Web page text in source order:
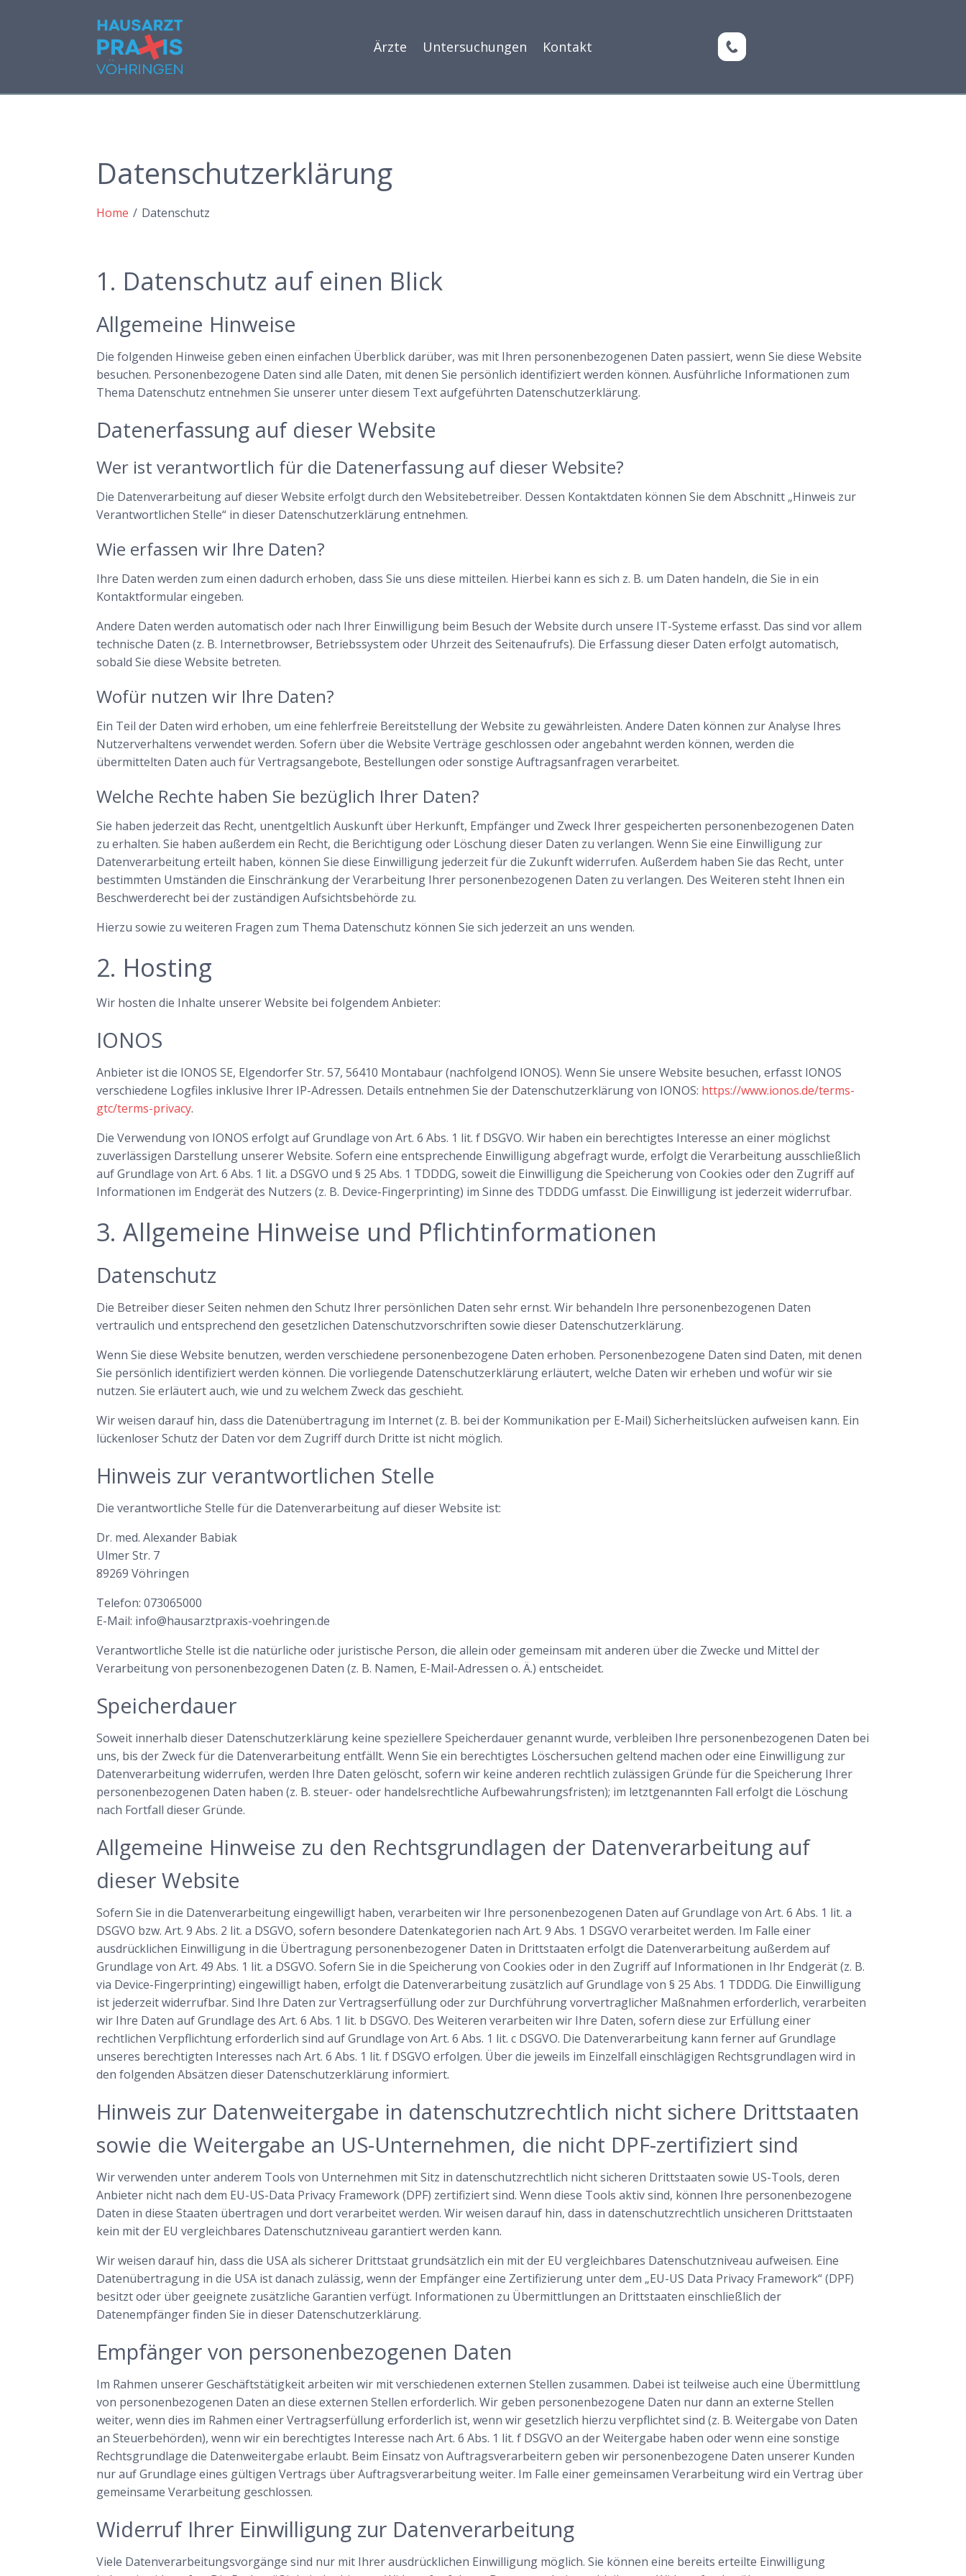
Ärzte Untersuchungen Kontakt
Datenschutzerklärung
Home / Datenschutz
1. Datenschutz auf einen Blick
Allgemeine Hinweise
Die folgenden Hinweise geben einen einfachen Überblick darüber, was mit Ihren personenbezogenen Daten passiert, wenn Sie diese Website
besuchen. Personenbezogene Daten sind alle Daten, mit denen Sie persönlich identifiziert werden können. Ausführliche Informationen zum
Thema Datenschutz entnehmen Sie unserer unter diesem Text aufgeführten Datenschutzerklärung.
Datenerfassung auf dieser Website
Wer ist verantwortlich für die Datenerfassung auf dieser Website?
Die Datenverarbeitung auf dieser Website erfolgt durch den Websitebetreiber. Dessen Kontaktdaten können Sie dem Abschnitt „Hinweis zur
Verantwortlichen Stelle“ in dieser Datenschutzerklärung entnehmen.
Wie erfassen wir Ihre Daten?
Ihre Daten werden zum einen dadurch erhoben, dass Sie uns diese mitteilen. Hierbei kann es sich z. B. um Daten handeln, die Sie in ein
Kontaktformular eingeben.
Andere Daten werden automatisch oder nach Ihrer Einwilligung beim Besuch der Website durch unsere IT-Systeme erfasst. Das sind vor allem
technische Daten (z. B. Internetbrowser, Betriebssystem oder Uhrzeit des Seitenaufrufs). Die Erfassung dieser Daten erfolgt automatisch,
sobald Sie diese Website betreten.
Wofür nutzen wir Ihre Daten?
Ein Teil der Daten wird erhoben, um eine fehlerfreie Bereitstellung der Website zu gewährleisten. Andere Daten können zur Analyse Ihres
Nutzerverhaltens verwendet werden. Sofern über die Website Verträge geschlossen oder angebahnt werden können, werden die
übermittelten Daten auch für Vertragsangebote, Bestellungen oder sonstige Auftragsanfragen verarbeitet.
Welche Rechte haben Sie bezüglich Ihrer Daten?
Sie haben jederzeit das Recht, unentgeltlich Auskunft über Herkunft, Empfänger und Zweck Ihrer gespeicherten personenbezogenen Daten
zu erhalten. Sie haben außerdem ein Recht, die Berichtigung oder Löschung dieser Daten zu verlangen. Wenn Sie eine Einwilligung zur
Datenverarbeitung erteilt haben, können Sie diese Einwilligung jederzeit für die Zukunft widerrufen. Außerdem haben Sie das Recht, unter
bestimmten Umständen die Einschränkung der Verarbeitung Ihrer personenbezogenen Daten zu verlangen. Des Weiteren steht Ihnen ein
Beschwerderecht bei der zuständigen Aufsichtsbehörde zu.
Hierzu sowie zu weiteren Fragen zum Thema Datenschutz können Sie sich jederzeit an uns wenden.
2. Hosting
Wir hosten die Inhalte unserer Website bei folgendem Anbieter:
IONOS
Anbieter ist die IONOS SE, Elgendorfer Str. 57, 56410 Montabaur (nachfolgend IONOS). Wenn Sie unsere Website besuchen, erfasst IONOS
verschiedene Logfiles inklusive Ihrer IP-Adressen. Details entnehmen Sie der Datenschutzerklärung von IONOS: https://www.ionos.de/terms-
gtc/terms-privacy.
Die Verwendung von IONOS erfolgt auf Grundlage von Art. 6 Abs. 1 lit. f DSGVO. Wir haben ein berechtigtes Interesse an einer möglichst
zuverlässigen Darstellung unserer Website. Sofern eine entsprechende Einwilligung abgefragt wurde, erfolgt die Verarbeitung ausschließlich
auf Grundlage von Art. 6 Abs. 1 lit. a DSGVO und § 25 Abs. 1 TDDDG, soweit die Einwilligung die Speicherung von Cookies oder den Zugriff auf
Informationen im Endgerät des Nutzers (z. B. Device-Fingerprinting) im Sinne des TDDDG umfasst. Die Einwilligung ist jederzeit widerrufbar.
3. Allgemeine Hinweise und Pflicht­informationen
Datenschutz
Die Betreiber dieser Seiten nehmen den Schutz Ihrer persönlichen Daten sehr ernst. Wir behandeln Ihre personenbezogenen Daten
vertraulich und entsprechend den gesetzlichen Datenschutzvorschriften sowie dieser Datenschutzerklärung.
Wenn Sie diese Website benutzen, werden verschiedene personenbezogene Daten erhoben. Personenbezogene Daten sind Daten, mit denen
Sie persönlich identifiziert werden können. Die vorliegende Datenschutzerklärung erläutert, welche Daten wir erheben und wofür wir sie
nutzen. Sie erläutert auch, wie und zu welchem Zweck das geschieht.
Wir weisen darauf hin, dass die Datenübertragung im Internet (z. B. bei der Kommunikation per E-Mail) Sicherheitslücken aufweisen kann. Ein
lückenloser Schutz der Daten vor dem Zugriff durch Dritte ist nicht möglich.
Hinweis zur verantwortlichen Stelle
Die verantwortliche Stelle für die Datenverarbeitung auf dieser Website ist:
Dr. med. Alexander Babiak
Ulmer Str. 7
89269 Vöhringen
Telefon: 073065000
E-Mail: info@hausarztpraxis-voehringen.de
Verantwortliche Stelle ist die natürliche oder juristische Person, die allein oder gemeinsam mit anderen über die Zwecke und Mittel der
Verarbeitung von personenbezogenen Daten (z. B. Namen, E-Mail-Adressen o. Ä.) entscheidet.
Speicherdauer
Soweit innerhalb dieser Datenschutzerklärung keine speziellere Speicherdauer genannt wurde, verbleiben Ihre personenbezogenen Daten bei
uns, bis der Zweck für die Datenverarbeitung entfällt. Wenn Sie ein berechtigtes Löschersuchen geltend machen oder eine Einwilligung zur
Datenverarbeitung widerrufen, werden Ihre Daten gelöscht, sofern wir keine anderen rechtlich zulässigen Gründe für die Speicherung Ihrer
personenbezogenen Daten haben (z. B. steuer- oder handelsrechtliche Aufbewahrungsfristen); im letztgenannten Fall erfolgt die Löschung
nach Fortfall dieser Gründe.
Allgemeine Hinweise zu den Rechtsgrundlagen der Datenverarbeitung auf
dieser Website
Sofern Sie in die Datenverarbeitung eingewilligt haben, verarbeiten wir Ihre personenbezogenen Daten auf Grundlage von Art. 6 Abs. 1 lit. a
DSGVO bzw. Art. 9 Abs. 2 lit. a DSGVO, sofern besondere Datenkategorien nach Art. 9 Abs. 1 DSGVO verarbeitet werden. Im Falle einer
ausdrücklichen Einwilligung in die Übertragung personenbezogener Daten in Drittstaaten erfolgt die Datenverarbeitung außerdem auf
Grundlage von Art. 49 Abs. 1 lit. a DSGVO. Sofern Sie in die Speicherung von Cookies oder in den Zugriff auf Informationen in Ihr Endgerät (z. B.
via Device-Fingerprinting) eingewilligt haben, erfolgt die Datenverarbeitung zusätzlich auf Grundlage von § 25 Abs. 1 TDDDG. Die Einwilligung
ist jederzeit widerrufbar. Sind Ihre Daten zur Vertragserfüllung oder zur Durchführung vorvertraglicher Maßnahmen erforderlich, verarbeiten
wir Ihre Daten auf Grundlage des Art. 6 Abs. 1 lit. b DSGVO. Des Weiteren verarbeiten wir Ihre Daten, sofern diese zur Erfüllung einer
rechtlichen Verpflichtung erforderlich sind auf Grundlage von Art. 6 Abs. 1 lit. c DSGVO. Die Datenverarbeitung kann ferner auf Grundlage
unseres berechtigten Interesses nach Art. 6 Abs. 1 lit. f DSGVO erfolgen. Über die jeweils im Einzelfall einschlägigen Rechtsgrundlagen wird in
den folgenden Absätzen dieser Datenschutzerklärung informiert.
Hinweis zur Datenweitergabe in datenschutzrechtlich nicht sichere Drittstaaten
sowie die Weitergabe an US-Unternehmen, die nicht DPF-zertifiziert sind
Wir verwenden unter anderem Tools von Unternehmen mit Sitz in datenschutzrechtlich nicht sicheren Drittstaaten sowie US-Tools, deren
Anbieter nicht nach dem EU-US-Data Privacy Framework (DPF) zertifiziert sind. Wenn diese Tools aktiv sind, können Ihre personenbezogene
Daten in diese Staaten übertragen und dort verarbeitet werden. Wir weisen darauf hin, dass in datenschutzrechtlich unsicheren Drittstaaten
kein mit der EU vergleichbares Datenschutzniveau garantiert werden kann.
Wir weisen darauf hin, dass die USA als sicherer Drittstaat grundsätzlich ein mit der EU vergleichbares Datenschutzniveau aufweisen. Eine
Datenübertragung in die USA ist danach zulässig, wenn der Empfänger eine Zertifizierung unter dem „EU-US Data Privacy Framework“ (DPF)
besitzt oder über geeignete zusätzliche Garantien verfügt. Informationen zu Übermittlungen an Drittstaaten einschließlich der
Datenempfänger finden Sie in dieser Datenschutzerklärung.
Empfänger von personenbezogenen Daten
Im Rahmen unserer Geschäftstätigkeit arbeiten wir mit verschiedenen externen Stellen zusammen. Dabei ist teilweise auch eine Übermittlung
von personenbezogenen Daten an diese externen Stellen erforderlich. Wir geben personenbezogene Daten nur dann an externe Stellen
weiter, wenn dies im Rahmen einer Vertragserfüllung erforderlich ist, wenn wir gesetzlich hierzu verpflichtet sind (z. B. Weitergabe von Daten
an Steuerbehörden), wenn wir ein berechtigtes Interesse nach Art. 6 Abs. 1 lit. f DSGVO an der Weitergabe haben oder wenn eine sonstige
Rechtsgrundlage die Datenweitergabe erlaubt. Beim Einsatz von Auftragsverarbeitern geben wir personenbezogene Daten unserer Kunden
nur auf Grundlage eines gültigen Vertrags über Auftragsverarbeitung weiter. Im Falle einer gemeinsamen Verarbeitung wird ein Vertrag über
gemeinsame Verarbeitung geschlossen.
Widerruf Ihrer Einwilligung zur Datenverarbeitung
Viele Datenverarbeitungsvorgänge sind nur mit Ihrer ausdrücklichen Einwilligung möglich. Sie können eine bereits erteilte Einwilligung